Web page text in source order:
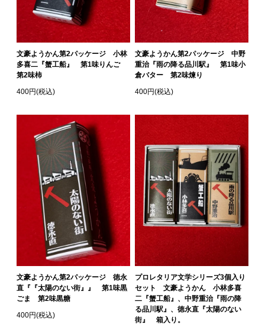
文豪ようかん第2パッケージ 小林
多喜二『蟹工船』 第1味りんご
第2味柿
400円(税込)
文豪ようかん第2パッケージ 中野
重治『雨の降る品川駅』 第1味小
倉バター 第2味煉り
400円(税込)
文豪ようかん第2パッケージ 徳永
直『『太陽のない街』』 第1味黒
ごま 第2味黒糖
400円(税込)
プロレタリア文学シリーズ3個入り
セット 文豪ようかん 小林多喜
二『蟹工船』、中野重治『雨の降
る品川駅』、徳永直『太陽のない
街』 箱入り。